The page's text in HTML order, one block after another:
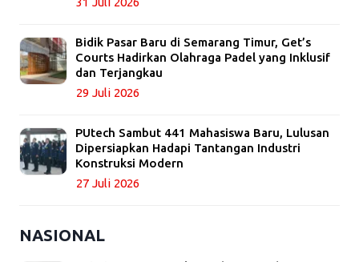
Bidik Pasar Baru di Semarang Timur, Get’s
Courts Hadirkan Olahraga Padel yang Inklusif
dan Terjangkau
29 Juli 2026
PUtech Sambut 441 Mahasiswa Baru, Lulusan
Dipersiapkan Hadapi Tantangan Industri
Konstruksi Modern
27 Juli 2026
NASIONAL